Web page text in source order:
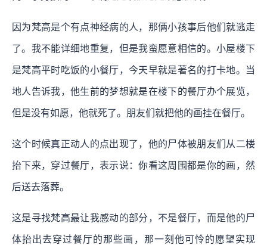
因为梵高是个有点神经病的人，那俩小孩事后他们就逃走
了。我不能详细地重复，但是我蛮愿意相信的。小屋楼下
是梵高平时吃饭的小餐厅，今天早就是著名的打卡地。当
地人告诉我，他生前的梦想就是在楼下的餐厅办个展览，
但是没有如愿，他就死了。朋友们就把他的画挂在餐厅。
这个时候真正动人的点出现了，他的尸体被朋友们从二楼
抬下来，穿过餐厅，表示说：你看这周围都是你的画，然
后送去落葬。
这是寻找梵高最让我感动的部分，不是餐厅，而是他的尸
体抬出去穿过餐厅的那些画，那一刻他可怜的愿望实现